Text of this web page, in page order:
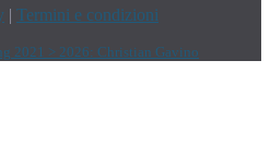
| Termini e condizioni
2021 > 2026: Christian Gavino